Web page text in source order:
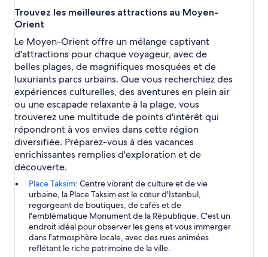
Trouvez les meilleures attractions au Moyen-
Orient
Le Moyen-Orient offre un mélange captivant
d'attractions pour chaque voyageur, avec de
belles plages, de magnifiques mosquées et de
luxuriants parcs urbains. Que vous recherchiez des
expériences culturelles, des aventures en plein air
ou une escapade relaxante à la plage, vous
trouverez une multitude de points d'intérêt qui
répondront à vos envies dans cette région
diversifiée. Préparez-vous à des vacances
enrichissantes remplies d'exploration et de
découverte.
Place Taksim: Centre vibrant de culture et de vie
urbaine, la Place Taksim est le cœur d'Istanbul,
regorgeant de boutiques, de cafés et de
l'emblématique Monument de la République. C'est un
endroit idéal pour observer les gens et vous immerger
dans l'atmosphère locale, avec des rues animées
reflétant le riche patrimoine de la ville.